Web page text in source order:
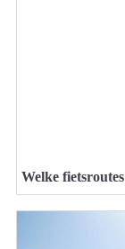
Welke